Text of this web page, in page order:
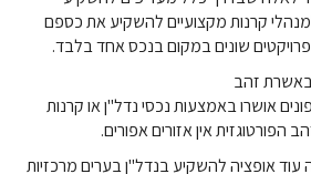
למנהלי קרנות מקצועיים להשקיע את כספם
שונים במקום בנכס אחד בלבד.
זהב
אושרו באמצעות נכסי נדל"ן או קרנות
אין אזורים אפורים.
2022 לא תהיה עוד אופציה להשקיע בנדל"ן בערים מרכזיות